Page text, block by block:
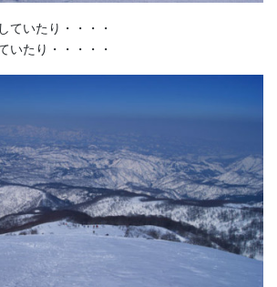
ていたり・・・・
いたり・・・・・